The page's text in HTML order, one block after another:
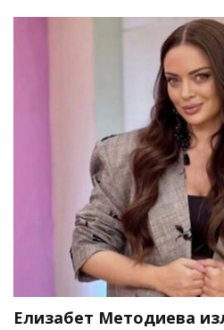
Елизабет Методиева